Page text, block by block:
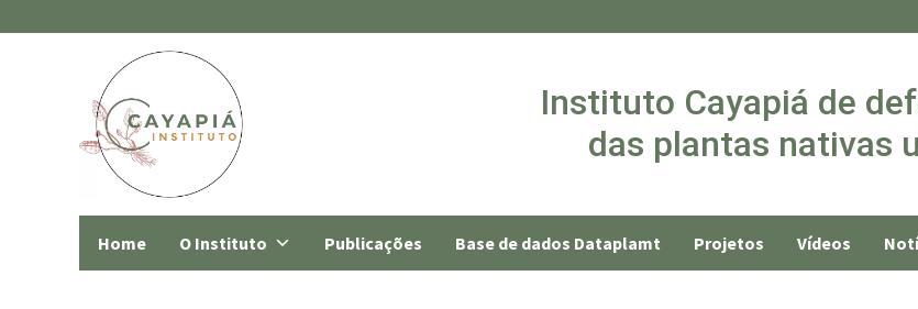
Instituto Cayapiá de
das plantas nativas
Home O Instituto Publicações Base de dados Dataplamt Projetos Vídeos